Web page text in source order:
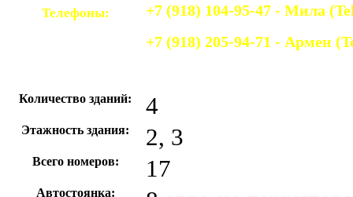
Телефоны:
+7 (918) 104-95-47 - Мила
+7 (918) 205-94-71 - Армен
Количество зданий: 4
Этажность здания: 2, 3
Всего номеров: 17
Автостоянка: